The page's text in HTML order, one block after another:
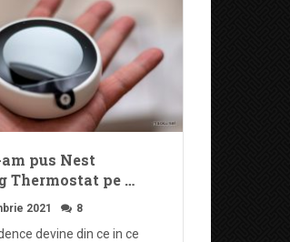
pus Nest
Thermostat pe …
2021 8
devine din ce in ce